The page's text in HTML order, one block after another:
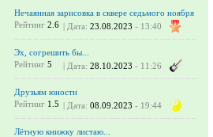
Нечаянная зарисовка в сквере седьмого ноября
Рейтинг 2.6 | Дата: 23.08.2023 - 13:40
Эх, согрешить бы...
Рейтинг 5 | Дата: 28.10.2023 - 11:26
Друзьям юности
Рейтинг 1.5 | Дата: 08.09.2023 - 19:44
Лётную книжку листаю...